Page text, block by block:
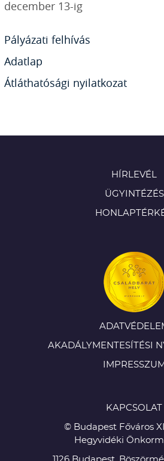
december 13-ig
Pályázati felhívás
Adatlap
Átláthatósági nyilatkozat
HÍRLEVÉL
ÜGYINTÉZÉS
AKADÁLYMENTESÍTÉSI
IMPRESSZUM
KAPCSOLAT
© Budapest Főváros
Hegyvidéki